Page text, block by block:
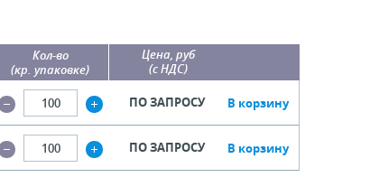
Кол-во
(кр. упаковке)
Цена, руб
(с НДС)
ПО ЗАПРОСУ В корзину
ПО ЗАПРОСУ В корзину